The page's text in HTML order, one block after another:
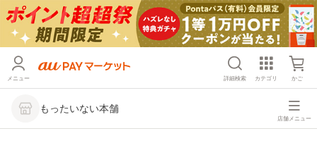
メニュー 詳細検索 カテゴリ かご
もったいない本舗
店舗メニュー